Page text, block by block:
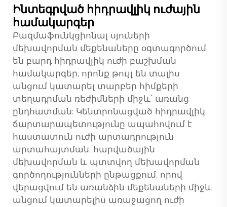
Ինտեգրված հիդրավլիկ ուժային
համակարգեր
Բազմաֆունկցիոնալ սյուների
մեխավորման մեքենաները օգտագործում
են բարդ հիդրավլիկ ուժի բաշխման
համակարգեր, որոնք թույլ են տալիս
անցում կատարել տարբեր հիմքերի
տեղադրման ռեժիմների միջև՝ առանց
ընդհատման: Կենտրոնացված հիդրավլիկ
ճարտարապետությունը ապահովում է
հաստատուն ուժի արտադրություն
արտահայտման, հարվածային
մեխավորման և պտտվող մեխավորման
գործողությունների ընթացքում, որով
վերացվում են առանձին մեքենաների միջև
անցում կատարելիս առաջացող ուժի